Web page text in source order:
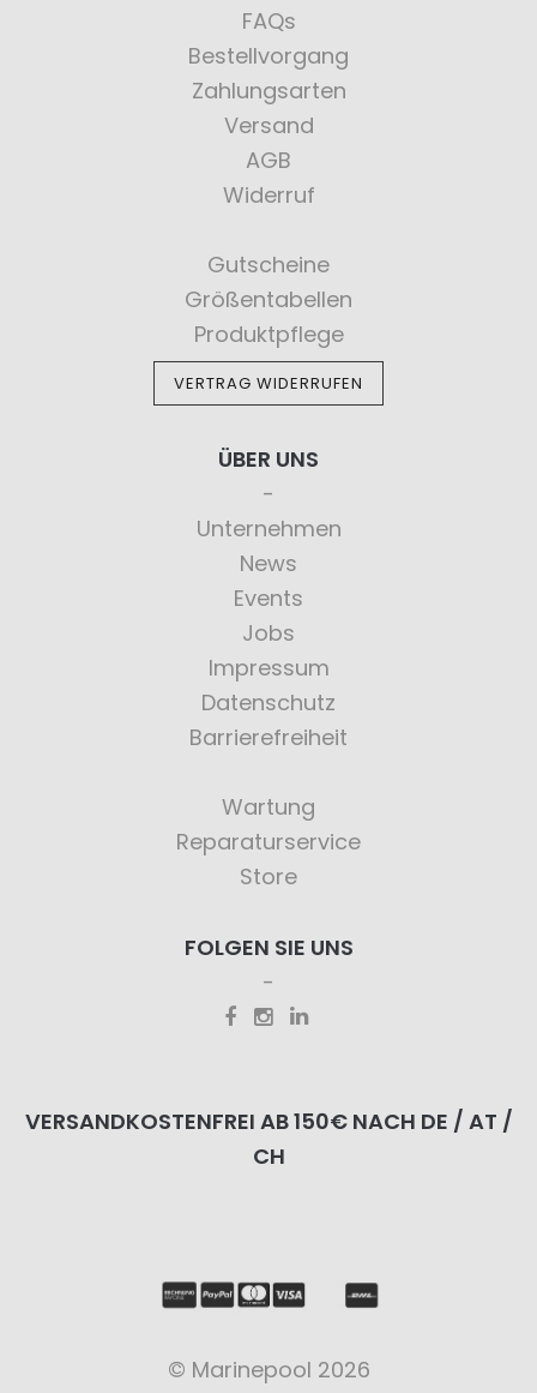
FAQs
Bestellvorgang
Zahlungsarten
Versand
AGB
Widerruf
Gutscheine
Größentabellen
Produktpflege
VERTRAG WIDERRUFEN
ÜBER UNS
Unternehmen
News
Events
Jobs
Impressum
Datenschutz
Barrierefreiheit
Wartung
Reparaturservice
Store
FOLGEN SIE UNS
VERSANDKOSTENFREI AB 150€ NACH DE / AT /
CH
© Marinepool 2026